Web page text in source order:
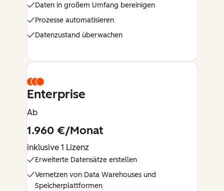
Daten in großem Umfang bereinigen
Prozesse automatisieren
Datenzustand überwachen
Enterprise
Ab
1.960 €/Monat
inklusive 1 Lizenz
Erweiterte Datensätze erstellen
Vernetzen von Data Warehouses und
Speicherplattformen